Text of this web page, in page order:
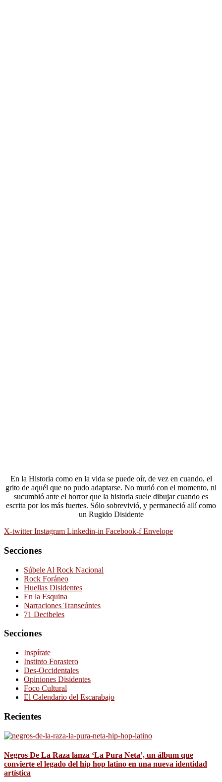
En la Historia como en la vida se puede oír, de vez en cuando, el
grito de aquél que no pudo adaptarse. No murió con el momento, ni
sucumbió ante el horror que la historia suele dibujar cuando es
escrita por los más fuertes. Sólo sobrevivió, y permaneció allí como
un Rugido Disidente
X-twitter Instagram Linkedin-in Facebook-f Envelope
Secciones
Súbele Al Rock Nacional
Rock Foráneo
Huellas Disidentes
En la Esquina
Narraciones Transeúntes
71 Decibeles
Secciones
Inspírate
Instinto Forastero
Des-Occidentales
Opiniones Disidentes
Foco Cultural
El Calendario del Escarabajo
Recientes
Negros De La Raza lanza ‘La Pura Neta’, un álbum que
convierte el legado del hip hop latino en una nueva identidad
artística